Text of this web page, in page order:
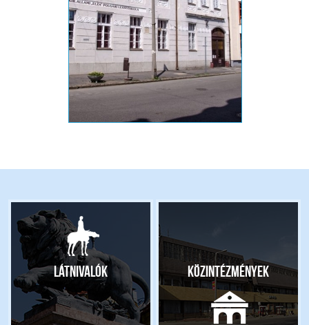
Látnivalók Közintézmények